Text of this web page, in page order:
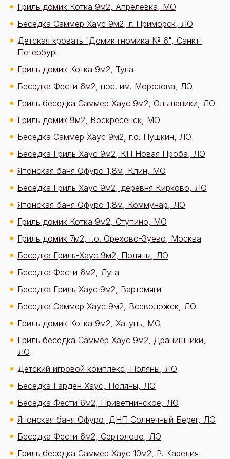
Гриль домик Котка 9м2, Апрелевка, МО
Беседка Саммер Хаус 9м2, г. Приморск, ЛО
Детская кровать "Домик гномика № 6", Санкт-
Петербург
Гриль домик Котка 9м2, Тула
Беседка Фести 6м2, пос. им. Морозова, ЛО
Гриль беседка Саммер Хаус 9м2, Ольшаники, ЛО
Гриль домик 9м2, Воскресенск, МО
Беседка Саммер Хаус 9м2, г.о. Пушкин, ЛО
Беседка Гриль Хаус 9м2, КП Новая Проба, ЛО
Японская баня Офуро 1,8м, Клин, МО
Беседка Гриль Хаус 9м2, деревня Кирково, ЛО
Японская баня Офуро 1,8м, Коммунар, ЛО
Гриль домик Котка 9м2, Ступино, МО
Гриль домик 7м2, г.о. Орехово-Зуево, Москва
Беседка Гриль-Хаус 9м2, Поляны, ЛО
Беседка Фести 6м2, Луга
Беседка Гриль Хаус 9м2, Вартемяги
Беседка Саммер Хаус 9м2, Всеволожск, ЛО
Гриль домик Котка 9м2, Хатунь, МО
Гриль беседка Саммер Хаус 9м2, Дранишники,
ЛО
Детский игровой комплекс, Поляны, ЛО
Беседка Гарден Хаус, Поляны, ЛО
Беседка Фести 6м2, Приветнинское, ЛО
Японская баня Офуро, ДНП Солнечный Берег, ЛО
Беседка Фести 6м2, Сертолово, ЛО
Гриль беседка Саммер Хаус 10м2, Р. Карелия